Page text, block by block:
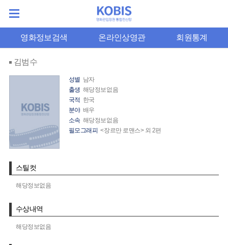
영화정보검색 온라인상영관 회원통계
김범수
성별 남자
출생 해당정보없음
국적 한국
분야 배우
소속 해당정보없음
필모그래피 <장르만 로맨스> 외 2편
스틸컷
해당정보없음
수상내역
해당정보없음